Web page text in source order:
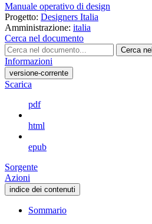
Manuale operativo di design
Progetto: Designers Italia
Amministrazione: italia
Cerca nel documento
Cerca
Informazioni
versione-corrente
Scarica
pdf
html
epub
Sorgente
Azioni
indice dei contenuti
Sommario